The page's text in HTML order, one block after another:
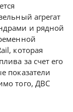
агрегат
и рядной
которая
за счет его
показатели
того, ДВС